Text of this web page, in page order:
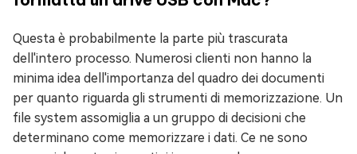
Questa è probabilmente la parte più trascurata
dell'intero processo. Numerosi clienti non hanno la
minima idea dell'importanza del quadro dei documenti
per quanto riguarda gli strumenti di memorizzazione. Un
file system assomiglia a un gruppo di decisioni che
determinano come memorizzare i dati. Ce ne sono